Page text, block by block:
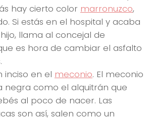
hay cierto color marronuzco,
Si estás en el hospital y acaba
llama al concejal de
es hora de cambiar el asfalto
inciso en el meconio. El meconio
negra como el alquitrán que
al poco de nacer. Las
son así, salen como un